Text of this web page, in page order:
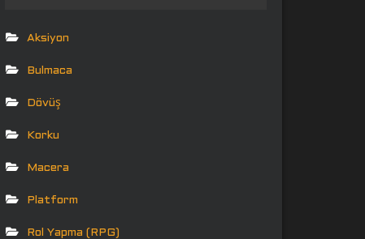
Aksiyon
Bulmaca
Dövüş
Korku
Macera
Platform
Rol Yapma (RPG)